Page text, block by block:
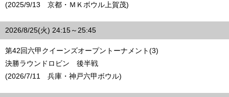
(2025/9/13 京都・ＭＫボウル上賀茂)
2026/8/25(火) 24:15～25:45
第42回六甲クイーンズオープントーナメント(3)
決勝ラウンドロビン 後半戦
(2026/7/11 兵庫・神戸六甲ボウル)